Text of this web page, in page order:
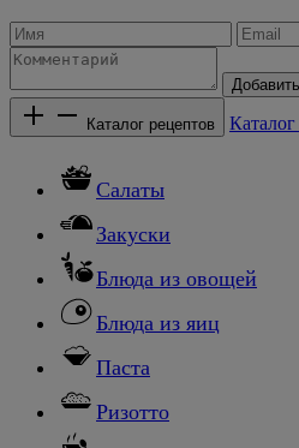
Каталог рецептов
Салаты
Закуски
Блюда из овощей
Блюда из яиц
Паста
Ризотто